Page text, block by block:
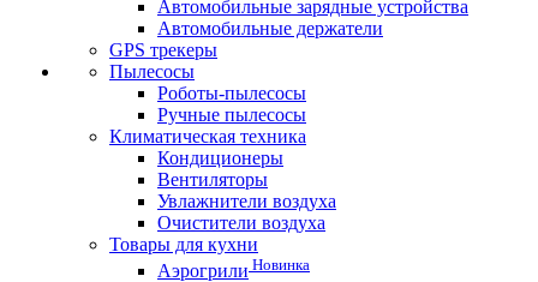
Автомобильные зарядные устройства
Автомобильные держатели
GPS трекеры
Пылесосы
Роботы-пылесосы
Ручные пылесосы
Климатическая техника
Кондиционеры
Вентиляторы
Увлажнители воздуха
Очистители воздуха
Товары для кухни
Аэрогрили Новинка